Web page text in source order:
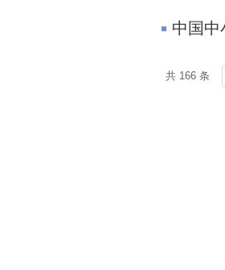
中国中
共 166 条